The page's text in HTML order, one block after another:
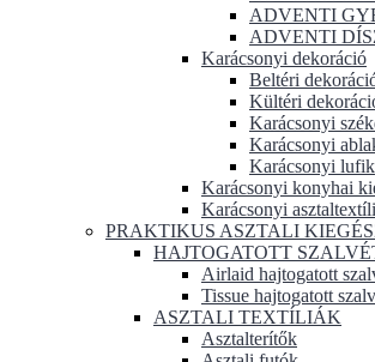
ADVENTI
ADVENTI
Karácsonyi dekoráció
Beltéri
Kültéri
Karácsonyi
Karácsonyi
Karácsonyi lufik
Karácsonyi konyhai
Karácsonyi
PRAKTIKUS ASZTALI
HAJTOGATOTT
Airlaid hajtogatott
Tissue hajtogatott
ASZTALI TEXTÍLIÁK
Asztalterítők